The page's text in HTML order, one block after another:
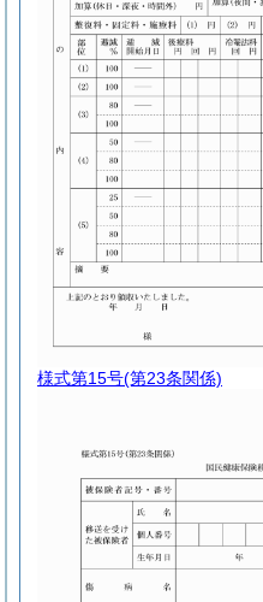
様式第15号(第23条関係)